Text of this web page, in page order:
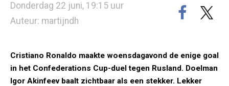
Donderdag 22 juni, 19:15 uur
Auteur: martijndh
Cristiano Ronaldo maakte woensdagavond de enige goal
in het Confederations Cup-duel tegen Rusland. Doelman
Igor Akinfeev baalt zichtbaar als een stekker. Lekker